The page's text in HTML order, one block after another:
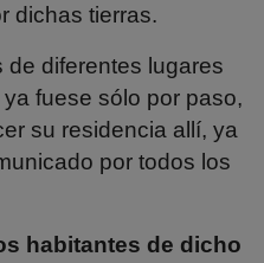
dichas tierras.
diferentes lugares
fuese sólo por paso,
su residencia allí, ya
por todos los
habitantes de dicho